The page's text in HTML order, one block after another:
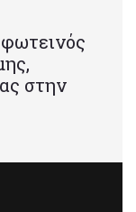
στην